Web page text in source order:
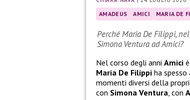
AMADEUS AMICI MARIA DE
Perché Maria De Filippi,
Simona Ventura ad Amici?
Nel corso degli anni Amici
Maria De Filippi ha
momenti diversi della
con Simona Ventura, con